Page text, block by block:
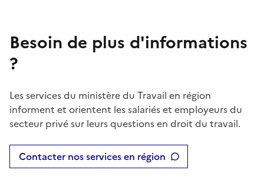
Besoin de plus d'informations
?
Les services du ministère du Travail en région
informent et orientent les salariés et employeurs du
secteur privé sur leurs questions en droit du travail.
Contacter nos services en région